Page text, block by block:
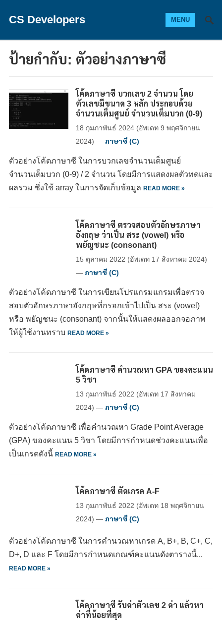
CS Developers MENU
ป้ายกำกับ: ตัวอย่างภาษาซี
โค้ดภาษาซี บวกเลข 2 จำนวน โดย
ตัวเลขมีขนาด 3 หลัก ประกอบด้วย
จำนวนเต็มศูนย์ จำนวนเต็มบวก (0-9)
18 กุมภาพันธ์ 2024(อัพเดท 9 พฤศจิกายน
2024) — ภาษาซี (C)
ตัวอย่างโค้ดภาษาซี ในการบวกเลขจำนวนเต็มศูนย์
จำนวนเต็มบวก (0-9) / 2 จำนวน โดยมีการแสดงผลตัวทดและ
ผลรวม ซึ่งใช้ array ในการจัดเก็บข้อมูล READ MORE »
โค้ดภาษาซี ตรวจสอบตัวอักษรภาษา
อังกฤษ ว่าเป็น สระ (vowel) หรือ
พยัญชนะ (consonant)
15 ตุลาคม 2022 (อัพเดท 17 สิงหาคม 2024)
— ภาษาซี (C)
ตัวอย่างโค้ดภาษาซี ในการเขียนโปรแกรมแกรมเพื่อตรวจ
สอบตัวอักษรภาษาอังกฤษที่กรอกเข้าไปเป็น สระ (vowel)
หรือ พยัญชนะ (consonant) จากนั้นให้แสดงผลออกจอภาพ
ให้ผู้ใช้งานทราบ READ MORE »
โค้ดภาษาซี คำนวณหา GPA ของคะแนน
5 วิชา
13 กุมภาพันธ์ 2022 (อัพเดท 17 สิงหาคม
2024) — ภาษาซี (C)
ตัวอย่างโค้ดภาษาซี เพื่อคำนวณหา Grade Point Average
(GPA) ของคะแนน 5 วิชา โดยมีการกำหนดช่วงคะแนนเพื่อ
เป็นเกรดดังนี้ READ MORE »
โค้ดภาษาซี ตัดเกรด A-F
13 กุมภาพันธ์ 2022 (อัพเดท 18 พฤศจิกายน
2024) — ภาษาซี (C)
ตัวอย่างโค้ดภาษาซี ในการคำนวณหาเกรด A, B+, B, C+, C,
D+, D และ F โดยมีการกำหนดเกณฑ์คะแนนดังตารางนี้...
READ MORE »
โค้ดภาษาซี รับค่าตัวเลข 2 ค่า แล้วหา
ค่าที่น้อยที่สุด